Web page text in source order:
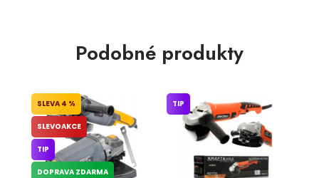
Podobné produkty
4 %
SLEVOAKCE
TIP
DOPRAVA ZDARMA
TIP